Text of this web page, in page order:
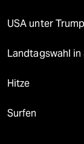
USA unter Trump
Landtagswahl
Hitze
Surfen